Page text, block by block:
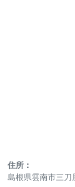
住所：
島根県雲南市三刀